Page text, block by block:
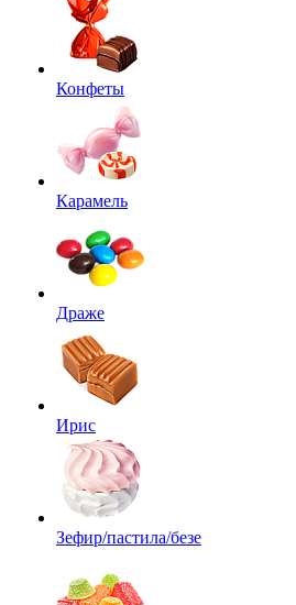
Конфеты
Карамель
Драже
Ирис
Зефир/пастила/безе